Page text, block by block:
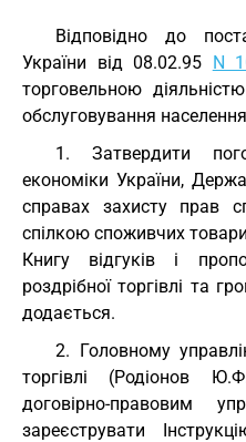
Відповідно до
України від 08.02.95 N
торговельною
обслуговування
1. Затвердити
економіки України,
справах захисту прав
спілкою споживчих
Книгу відгуків і
роздрібної торгівлі та
додається.
2. Головному
торгівлі (Родіонов
договірно-правовим
зареєструвати